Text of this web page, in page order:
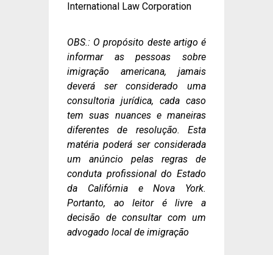
International Law Corporation
OBS.: O propósito deste artigo é
informar as pessoas sobre
imigração americana, jamais
deverá ser considerado uma
consultoria jurídica, cada caso
tem suas nuances e maneiras
diferentes de resolução. Esta
matéria poderá ser considerada
um anúncio pelas regras de
conduta profissional do Estado
da Califórnia e Nova York.
Portanto, ao leitor é livre a
decisão de consultar com um
advogado local de imigração